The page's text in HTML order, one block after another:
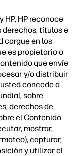
HP, HP reconoce
derechos, títulos e
cargue en los
es propietario o
que envíe
y/o distribuir
concede a
sobre
derechos de
el Contenido
mostrar,
capturar,
y utilizar el